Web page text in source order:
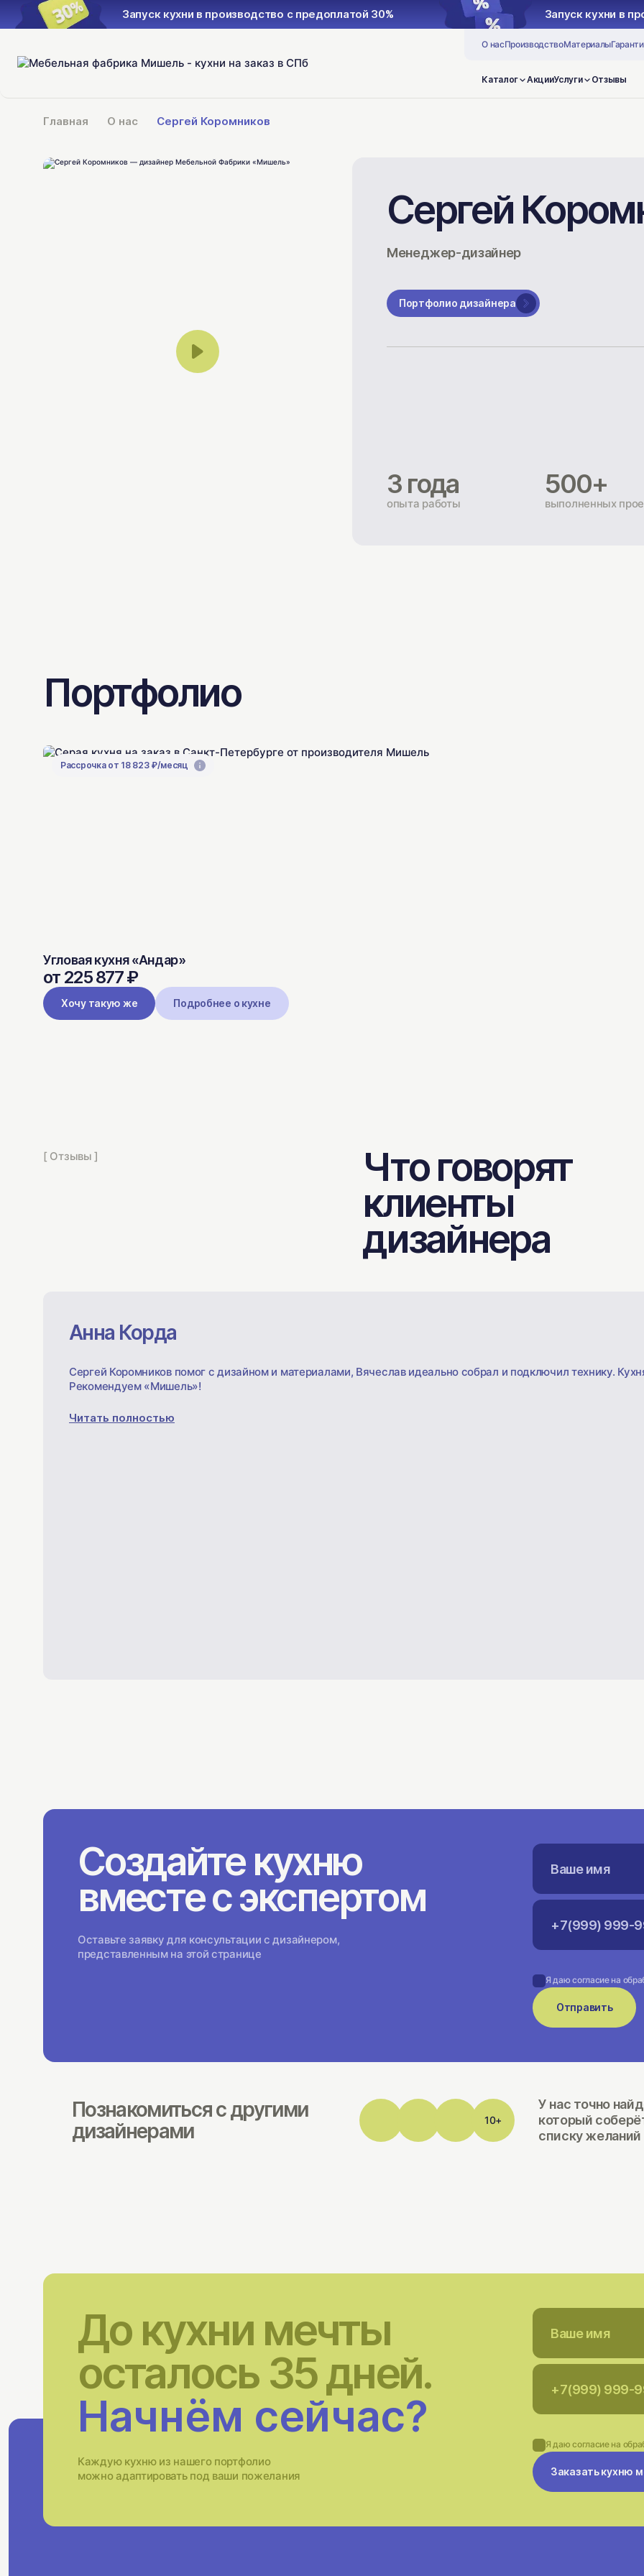
с предоплатой 30% Запуск кухни в производство с предоплатой 30%
О насПроизводствоМатериалы
Каталог АкцииУслуги Отзывы
Главная О нас Сергей Коромников
Сергей
Менеджер-дизайнер
Портфолио дизайнера
3 года
опыта работы
500+
выполненных
Портфолио
Рассрочка от 18 823 ₽/месяц
Угловая кухня «Андар»
от 225 877 ₽
Хочу такую же Подробнее о кухне
[ Отзывы ] Что говорят
клиенты
дизайнера
Анна Корда
Сергей Коромников помог с дизайном и материалами, Вячеслав идеально собрал и подключил технику.
Рекомендуем «Мишель»!
Читать полностью
Создайте кухню
вместе с экспертом
Оставьте заявку для консультации с дизайнером,
представленным на этой странице
Я даю согласие на
Отправить
Познакомиться с другими
дизайнерами
10+
У нас точно
который
списку желаний
До кухни мечты
осталось 35 дней.
Начнём сейчас?
Каждую кухню из нашего портфолио
можно адаптировать под ваши пожелания
Я даю согласие на
Заказать кухню